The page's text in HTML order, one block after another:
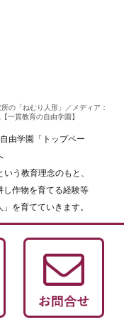
の「ねむり人形」／メディア：
一貫教育の自由学園】
由学園「トップペー
う教育理念のもと、
し作物を育てる経験等
を育てていきます。